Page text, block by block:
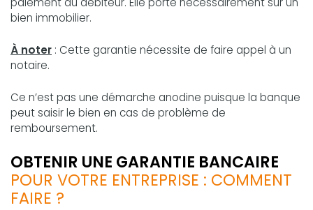
bien immobilier.
À noter : Cette garantie nécessite de faire appel à un
notaire.
Ce n’est pas une démarche anodine puisque la banque
peut saisir le bien en cas de problème de
remboursement.
OBTENIR UNE GARANTIE BANCAIRE
POUR VOTRE ENTREPRISE : COMMENT
FAIRE ?